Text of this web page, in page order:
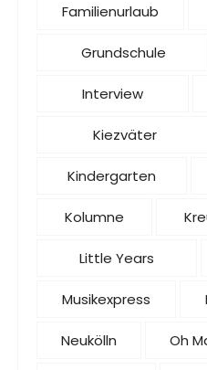
Familienurlaub
Grundschule
Interview
Kiezväter
Kindergarten
Kolumne
Little Years
Musikexpress
Neukölln Oh